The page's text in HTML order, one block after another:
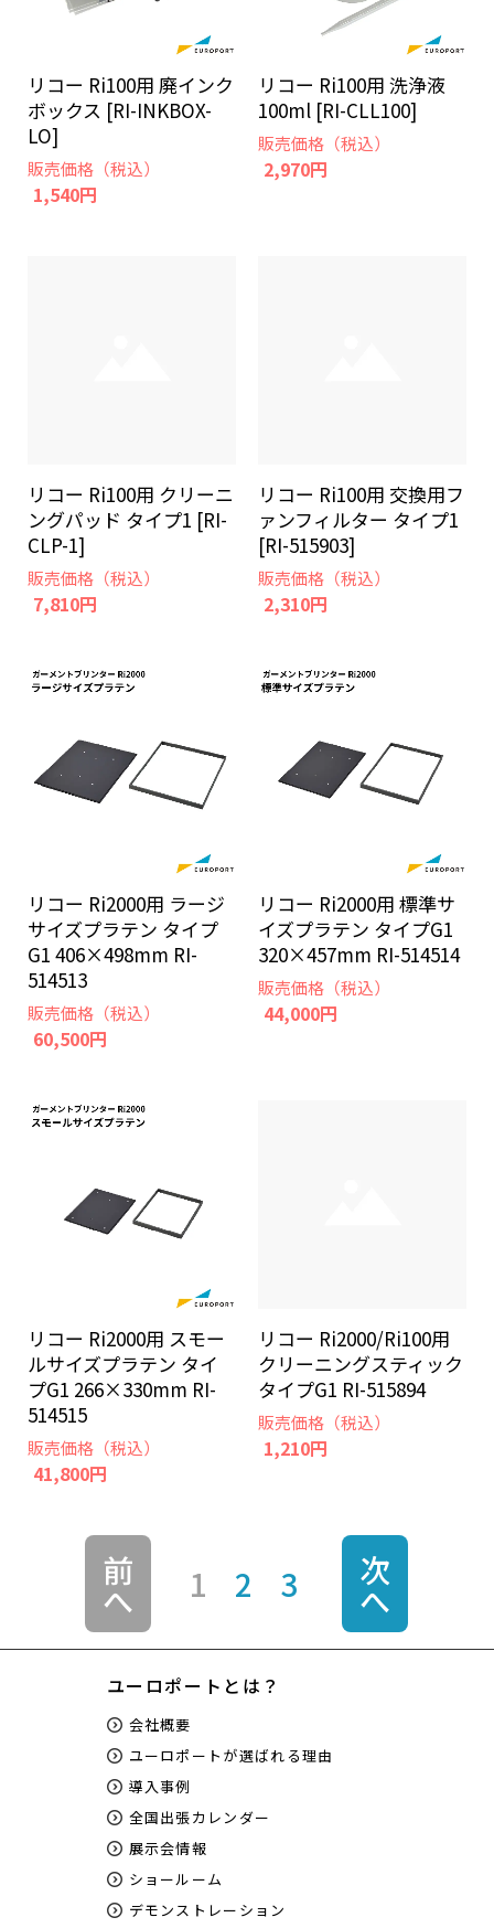
リコー Ri100用 廃インク
ボックス [RI-INKBOX-
LO]
販売価格（税込）
1,540円
リコー Ri100用 洗浄液
100ml [RI-CLL100]
販売価格（税込）
2,970円
リコー Ri100用 クリーニ
ングパッド タイプ1 [RI-
CLP-1]
販売価格（税込）
7,810円
リコー Ri100用 交換用フ
ァンフィルター タイプ1
[RI-515903]
販売価格（税込）
2,310円
リコー Ri2000用 ラージ
サイズプラテン タイプ
G1 406×498mm RI-
514513
販売価格（税込）
60,500円
リコー Ri2000用 標準サ
イズプラテン タイプG1
320×457mm RI-514514
販売価格（税込）
44,000円
リコー Ri2000用 スモー
ルサイズプラテン タイ
プG1 266×330mm RI-
514515
販売価格（税込）
41,800円
リコー Ri2000/Ri100用
クリーニングスティック
タイプG1 RI-515894
販売価格（税込）
1,210円
前
へ 1 2 3 次
へ
ユーロポートとは？
会社概要
ユーロポートが選ばれる理由
導入事例
全国出張カレンダー
展示会情報
ショールーム
デモンストレーション